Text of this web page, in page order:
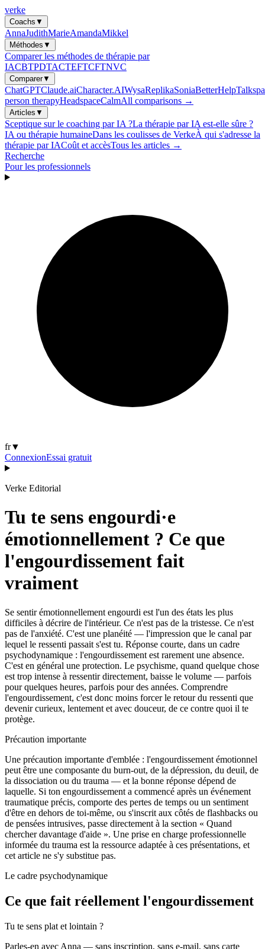
verke
Coachs ▼
AnnaJudithMarieAmandaMikkel
Méthodes ▼
Comparer les méthodes de thérapie par
IACBTPDTACTEFTCFTNVC
Comparer▼
ChatGPTClaude.aiCharacter.AIWysaReplikaSoniaBetterHelp
person therapyHeadspaceCalmAll comparisons →
Articles ▼
Sceptique sur le coaching par IA ?La thérapie par IA est-elle sûre ?
IA ou thérapie humaineDans les coulisses de VerkeÀ qui s'adresse la
thérapie par IACoût et accèsTous les articles →
Recherche
Pour les professionnels
fr▼
ConnexionEssai gratuit
Verke Editorial
Tu te sens engourdi·e
émotionnellement ? Ce que
l'engourdissement fait
vraiment
Se sentir émotionnellement engourdi est l'un des états les plus
difficiles à décrire de l'intérieur. Ce n'est pas de la tristesse. Ce n'est
pas de l'anxiété. C'est une planéité — l'impression que le canal par
lequel le ressenti passait s'est tu. Réponse courte, dans un cadre
psychodynamique : l'engourdissement est rarement une absence.
C'est en général une protection. Le psychisme, quand quelque chose
est trop intense à ressentir directement, baisse le volume — parfois
pour quelques heures, parfois pour des années. Comprendre
l'engourdissement, c'est donc moins forcer le retour du ressenti que
devenir curieux, lentement et avec douceur, de ce contre quoi il te
protège.
Précaution importante
Une précaution importante d'emblée : l'engourdissement émotionnel
peut être une composante du burn-out, de la dépression, du deuil, de
la dissociation ou du trauma — et la bonne réponse dépend de
laquelle. Si ton engourdissement a commencé après un événement
traumatique précis, comporte des pertes de temps ou un sentiment
d'être en dehors de toi-même, ou s'inscrit aux côtés de flashbacks ou
de pensées intrusives, passe directement à la section « Quand
chercher davantage d'aide ». Une prise en charge professionnelle
informée du trauma est la ressource adaptée à ces présentations, et
cet article ne s'y substitue pas.
Le cadre psychodynamique
Ce que fait réellement l'engourdissement
Tu te sens plat et lointain ?
Parles-en avec Anna — sans inscription, sans e-mail, sans carte